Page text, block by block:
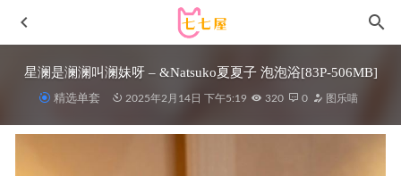
星澜是澜澜叫澜妹呀 – &Natsuko夏夏子 泡泡浴[83P-506MB]
精选单套 2025年2月14日 下午5:19 320 0 图乐喵